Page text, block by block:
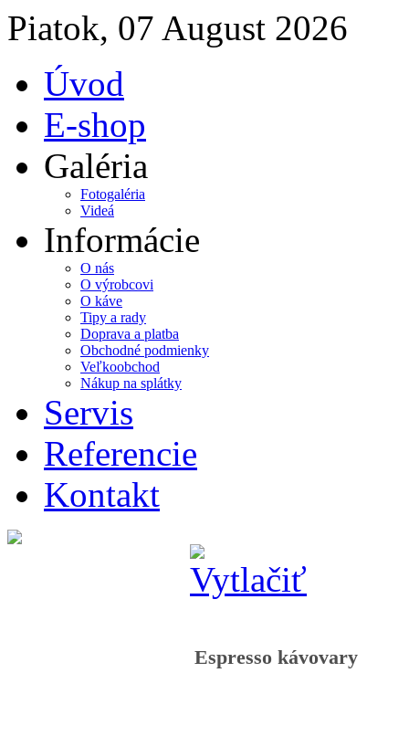
Piatok, 07 August 2026
Úvod
E-shop
Galéria
Fotogaléria
Videá
Informácie
O nás
O výrobcovi
O káve
Tipy a rady
Doprava a platba
Obchodné podmienky
Veľkoobchod
Nákup na splátky
Servis
Referencie
Kontakt
Espresso kávovary